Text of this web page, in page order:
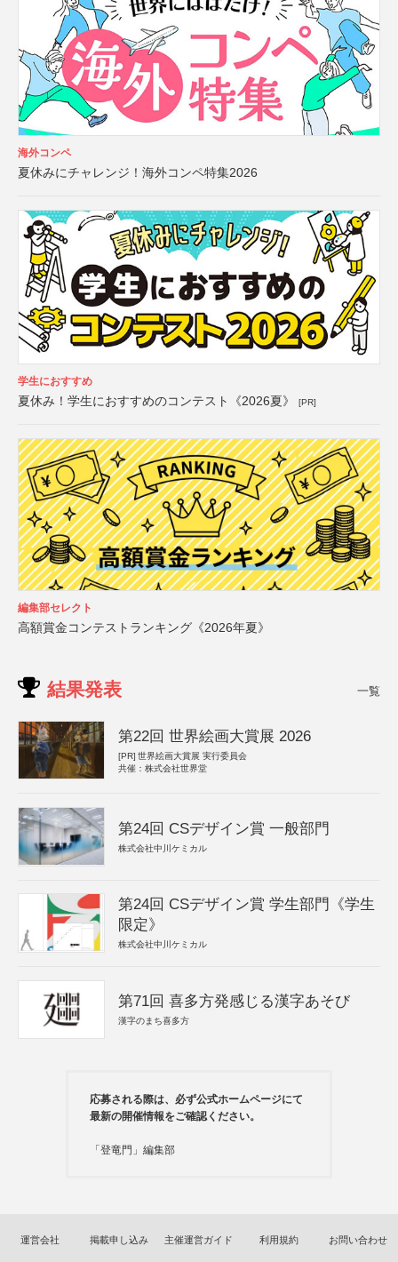
海外コンペ
夏休みにチャレンジ！海外コンペ特集2026
学生におすすめ
夏休み！学生におすすめのコンテスト《2026夏》 [PR]
編集部セレクト
高額賞金コンテストランキング《2026年夏》
結果発表 一覧
第22回 世界絵画大賞展 2026
[PR] 世界絵画大賞展 実行委員会
共催：株式会社世界堂
第24回 CSデザイン賞 一般部門
株式会社中川ケミカル
第24回 CSデザイン賞 学生部門《学生
限定》
株式会社中川ケミカル
第71回 喜多方発感じる漢字あそび
漢字のまち喜多方
応募される際は、必ず公式ホームページにて
最新の開催情報をご確認ください。
「登竜門」編集部
運営会社 掲載申し込み 主催運営ガイド 利用規約 お問い合わせ